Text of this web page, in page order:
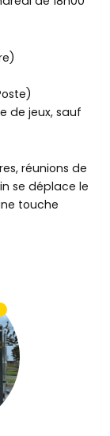
de jeux, sauf
réunions de
se déplace le
touche